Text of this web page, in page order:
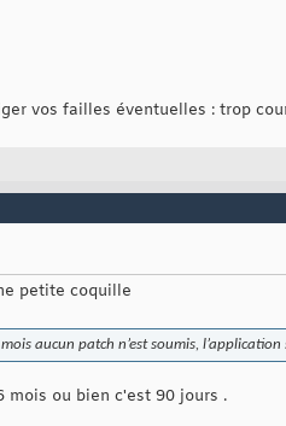
vos failles éventuelles : trop
petite coquille
aucun patch n’est soumis, l’application
mois ou bien c'est 90 jours .